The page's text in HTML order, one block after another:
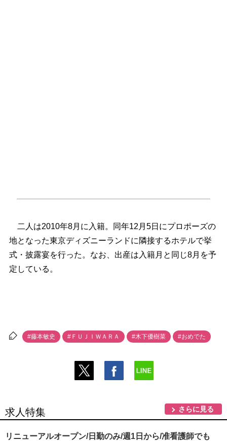
二人は2010年8月に入籍。同年12月5日にプロポーズの
地となった東京ディズニーランドに隣接するホテルで挙
式・披露宴を行った。なお、出産は入籍月と同じ8月を予
定している。
#藤本敏史 #ＦＵＪＩＷＡＲＡ #木下優樹菜 #おめでた
求人特集 さらに見る
リニューアルオープン/日勤のみ/週1日から/准看護師でも